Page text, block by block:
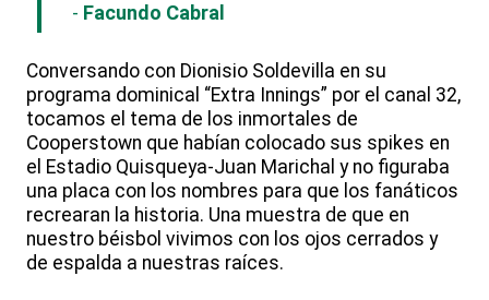
Facundo Cabral
Conversando con Dionisio Soldevilla en su
programa dominical “Extra Innings” por el canal 32,
tocamos el tema de los inmortales de
Cooperstown que habían colocado sus spikes en
el Estadio Quisqueya-Juan Marichal y no figuraba
una placa con los nombres para que los fanáticos
recrearan la historia. Una muestra de que en
nuestro béisbol vivimos con los ojos cerrados y
de espalda a nuestras raíces.